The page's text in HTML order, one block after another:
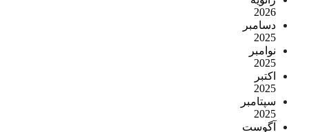
2026
دسامبر
2025
نوامبر
2025
اکتبر
2025
سپتامبر
2025
آگوست